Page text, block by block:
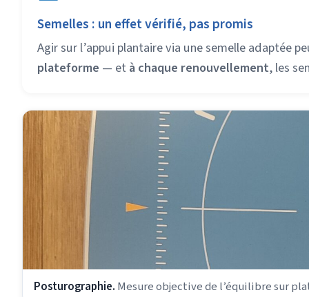
Semelles : un effet vérifié, pas promis
Agir sur l’appui plantaire via une semelle adaptée
plateforme — et à chaque renouvellement, les
Posturographie. Mesure objective de l’équilibre sur